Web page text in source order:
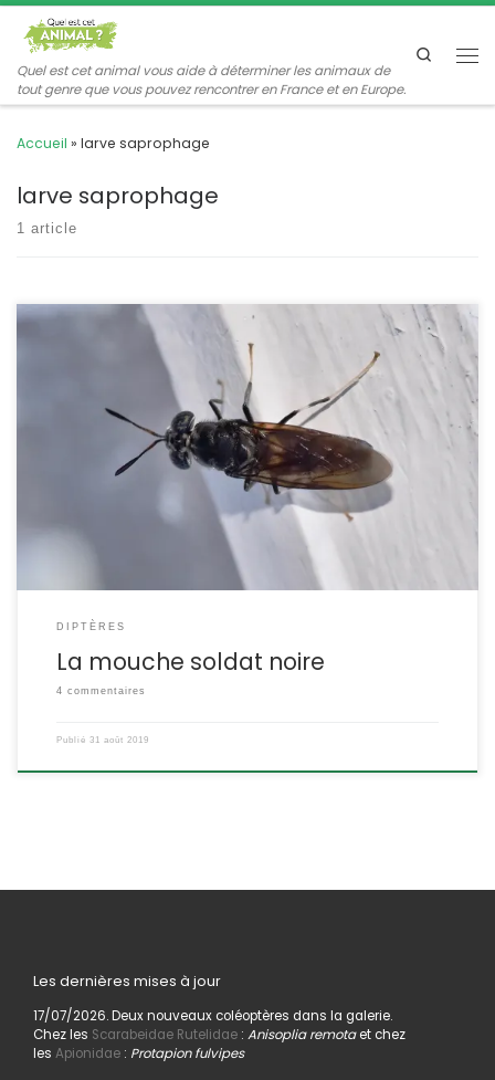
Passer au contenu
Quel est cet animal vous aide à déterminer les animaux de
tout genre que vous pouvez rencontrer en France et en Europe.
Search
Accueil » larve saprophage
larve saprophage
1 article
Elle a la taille et les gros yeux tachetés d’un taon, ses antennes
pourraient la faire confondre avec un Hyménoptère, mais cette
mouche est inoffensive. Grâce à sa fécondité et à sa capacité à
recycler les déchets elle fait l’objet de projets de biotechnologies
pour la production de protéines et de lipides […]
DIPTÈRES
La mouche soldat noire
4 commentaires
Publié 31 août 2019
Les dernières mises à jour
17/07/2026. Deux nouveaux coléoptères dans la galerie.
Chez les Scarabeidae Rutelidae: Anisoplia remotaet chez
les Apionidae: Protapion fulvipes